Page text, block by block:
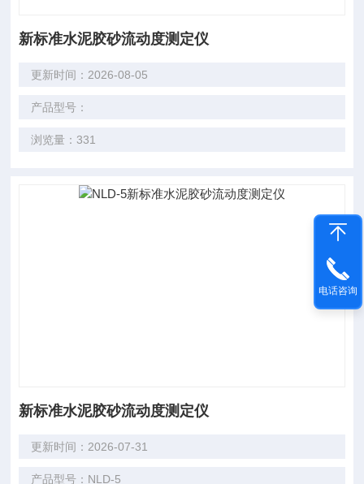
新标准水泥胶砂流动度测定仪
更新时间：2026-08-05
产品型号：
浏览量：331
新标准水泥胶砂流动度测定仪
更新时间：2026-07-31
产品型号：NLD-5
电话咨询